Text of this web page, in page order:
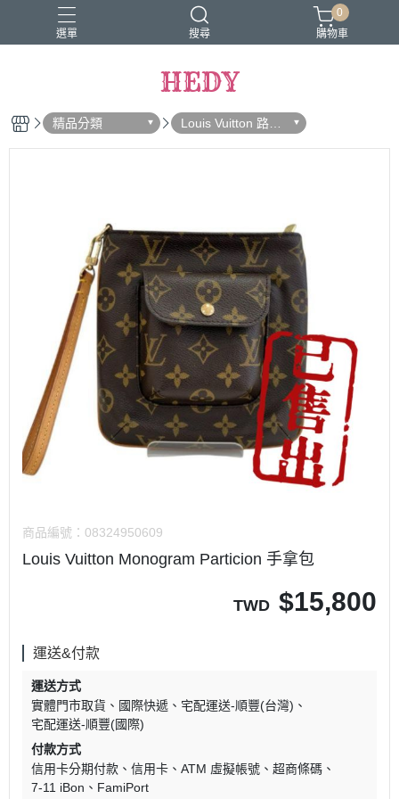
選單 搜尋
0
購物車
HEDY
精品分類
Louis Vuitton 路易
威登
商品編號： 08324950609
Louis Vuitton Monogram Particion 手拿包
TWD $15,800
運送&付款
運送方式
實體門市取貨
國際快遞
宅配運送-順豐(台灣)
宅配運送-順豐(國際)
付款方式
信用卡分期付款
信用卡 ATM 虛擬帳號
超商條碼
7-11 iBon
FamiPort